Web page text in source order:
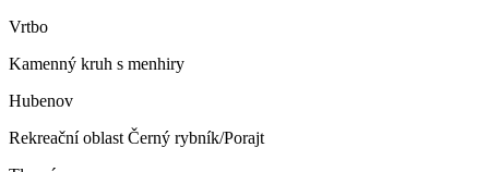
Vrtbo
Kamenný kruh s menhiry
Hubenov
Rekreační oblast Černý rybník/Porajt